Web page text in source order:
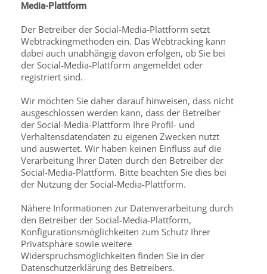
Media-Plattform
Der Betreiber der Social-Media-Plattform setzt
Webtrackingmethoden ein. Das Webtracking kann
dabei auch unabhängig davon erfolgen, ob Sie bei
der Social-Media-Plattform ange­meldet oder
registriert sind.
Wir möchten Sie daher darauf hinweisen, dass nicht
ausgeschlossen werden kann, dass der Betreiber
der Social-Media-Plattform Ihre Profil- und
Verhaltensdatendaten zu eigenen Zwecken nutzt
und auswertet. Wir haben keinen Einfluss auf die
Verarbeitung Ihrer Daten durch den Betreiber der
Social-Media-Plattform. Bitte beachten Sie dies bei
der Nutzung der Social-Media-Plattform.
Nähere Informationen zur Datenverarbeitung durch
den Betreiber der Social-Media-Plattform,
Konfigurationsmöglichkeiten zum Schutz Ihrer
Privatsphäre sowie weitere
Widerspruchsmöglichkeiten finden Sie in der
Datenschutzerklärung des Betreibers.